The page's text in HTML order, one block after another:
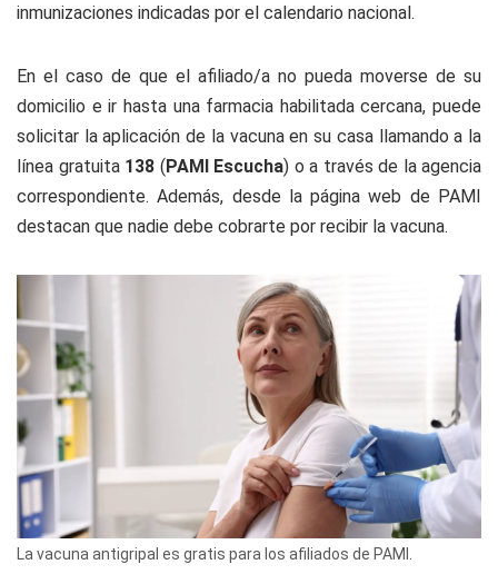
inmunizaciones indicadas por el calendario nacional.
En el caso de que el afiliado/a no pueda moverse de su
domicilio e ir hasta una farmacia habilitada cercana, puede
solicitar la aplicación de la vacuna en su casa llamando a la
línea gratuita 138 (PAMI Escucha) o a través de la agencia
correspondiente. Además, desde la página web de PAMI
destacan que nadie debe cobrarte por recibir la vacuna.
La vacuna antigripal es gratis para los afiliados de PAMI.